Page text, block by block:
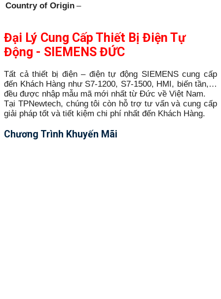
Country of Origin –
Đại Lý Cung Cấp Thiết Bị Điện Tự
Động - SIEMENS ĐỨC
Tất cả thiết bị điện – điện tự động SIEMENS cung cấp
đến Khách Hàng như S7-1200, S7-1500, HMI, biến tần,…
đều được nhập mẫu mã mới nhất từ Đức về Việt Nam.
Tại TPNewtech, chúng tôi còn hỗ trợ tư vấn và cung cấp
giải pháp tốt và tiết kiệm chi phí nhất đến Khách Hàng.
Chương Trình Khuyến Mãi